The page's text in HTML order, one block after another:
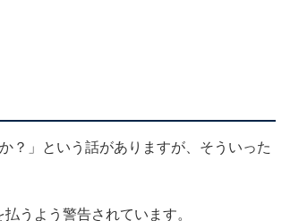
？」という話がありますが、そういった
うよう警告されています。